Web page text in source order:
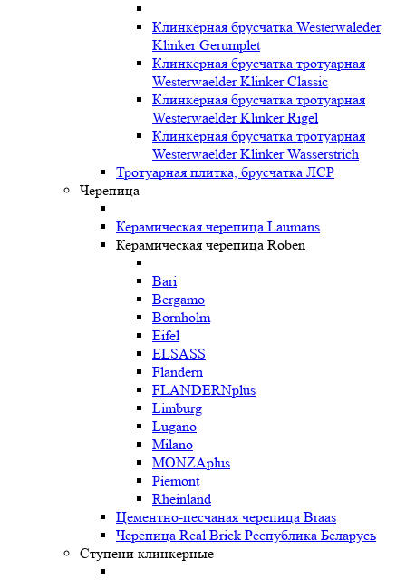
Клинкерная брусчатка Westerwaleder
Klinker Gerumplet
Клинкерная брусчатка тротуарная
Westerwaelder Klinker Classic
Клинкерная брусчатка тротуарная
Westerwaelder Klinker Rigel
Клинкерная брусчатка тротуарная
Westerwaelder Klinker Wasserstrich
Тротуарная плитка, брусчатка ЛСР
Черепица
Керамическая черепица Laumans
Керамическая черепица Roben
Bari
Bergamo
Bornholm
Eifel
ELSASS
Flandern
FLANDERNplus
Limburg
Lugano
Milano
MONZAplus
Piemont
Rheinland
Цементно-песчаная черепица Braas
Черепица Real Brick Республика Беларусь
Ступени клинкерные